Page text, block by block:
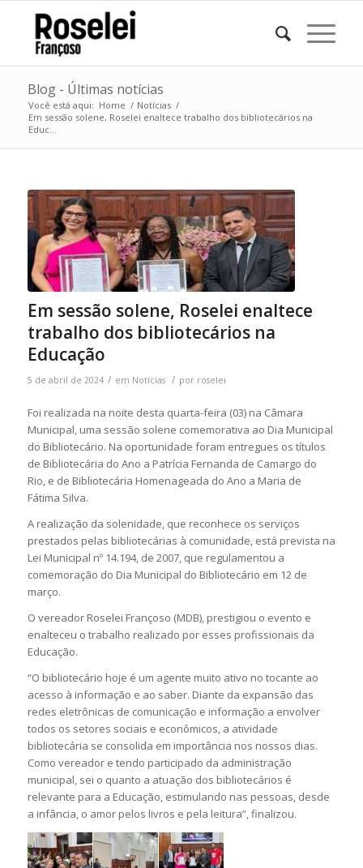
Blog - Últimas notícias
Você está aqui: Home / Notícias /
Em sessão solene, Roselei enaltece trabalho dos bibliotecários na
Educ...
Em sessão solene, Roselei enaltece
trabalho dos bibliotecários na
Educação
5 de abril de 2024 / em Notícias / por roselei
Foi realizada na noite desta quarta-feira (03) na Câmara
Municipal, uma sessão solene comemorativa ao Dia Municipal
do Bibliotecário. Na oportunidade foram entregues os títulos
de Bibliotecária do Ano a Patrícia Fernanda de Camargo do
Rio, e de Bibliotecária Homenageada do Ano a Maria de
Fátima Silva.
A realização da solenidade, que reconhece os serviços
prestados pelas bibliotecárias à comunidade, está prevista na
Lei Municipal nº 14.194, de 2007, que regulamentou a
comemoração do Dia Municipal do Bibliotecário em 12 de
março.
O vereador Roselei Françoso (MDB), prestigiou o evento e
enalteceu o trabalho realizado por esses profissionais da
Educação.
“O bibliotecário hoje é um agente muito ativo no tocante ao
acesso à informação e ao saber. Diante da expansão das
redes eletrônicas de comunicação e informação a envolver
todos os setores sociais e econômicos, a atividade
bibliotecária se consolida em importância nos nossos dias.
Como vereador e tendo participado da administração
municipal, sei o quanto a atuação dos bibliotecários é
relevante para a Educação, estimulando nas pessoas, desde
a infância, o amor pelos livros e pela leitura”, finalizou.